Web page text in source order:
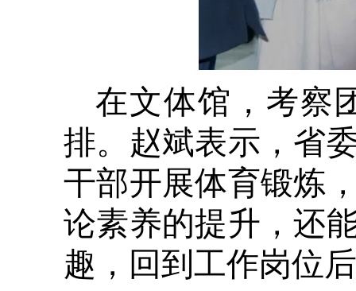
在文体馆，考察
排。赵斌表示，省
干部开展体育锻炼
论素养的提升，还
趣，回到工作岗位